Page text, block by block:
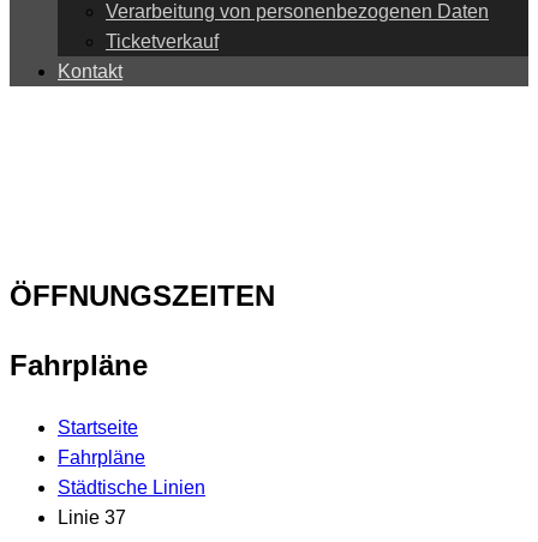
Verarbeitung von personenbezogenen Daten
Ticketverkauf
Kontakt
ÖFFNUNGSZEITEN
Fahrpläne
Startseite
Fahrpläne
Städtische Linien
Linie 37